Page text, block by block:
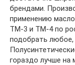
брендами.
применению
ТМ-3 и ТМ-4 по
подобрать
гораздо лучше на